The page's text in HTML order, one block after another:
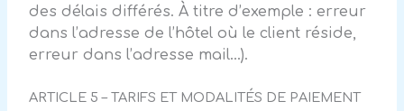
des délais différés. À titre d’exemple : erreur
dans l’adresse de l’hôtel où le client réside,
erreur dans l’adresse mail…).
ARTICLE 5 – TARIFS ET MODALITÉS DE PAIEMENT